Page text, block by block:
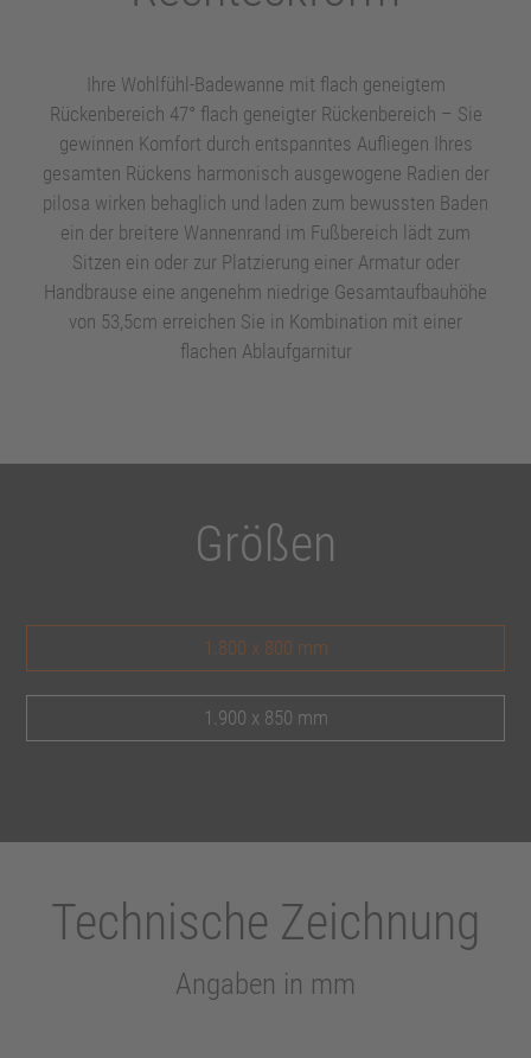
WHIRLSYSTEME keyboard_arrow_right
DESIGN-VERKLEIDUNGEN
DUSCHWANNEN/-FLÄCHEN keyboard_arrow_right
ZUBEHÖR keyboard_arrow_right
Ihre Wohlfühl-Badewanne mit flach geneigtem
Rückenbereich 47° flach geneigter Rückenbereich – Sie
gewinnen Komfort durch entspanntes Aufliegen Ihres
gesamten Rückens harmonisch ausgewogene Radien der
pilosa wirken behaglich und laden zum bewussten Baden
ein der breitere Wannenrand im Fußbereich lädt zum
Sitzen ein oder zur Platzierung einer Armatur oder
Handbrause eine angenehm niedrige Gesamtaufbauhöhe
von 53,5cm erreichen Sie in Kombination mit einer
flachen Ablaufgarnitur
Größen
1.800 x 800 mm
1.900 x 850 mm
Technische Zeichnung
Angaben in mm